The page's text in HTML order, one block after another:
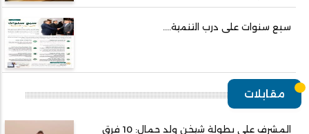
سبع سنوات على درب التنمية....
مقابلات
المشرف على بطولة شيخن ولد حمال: 10 فرق